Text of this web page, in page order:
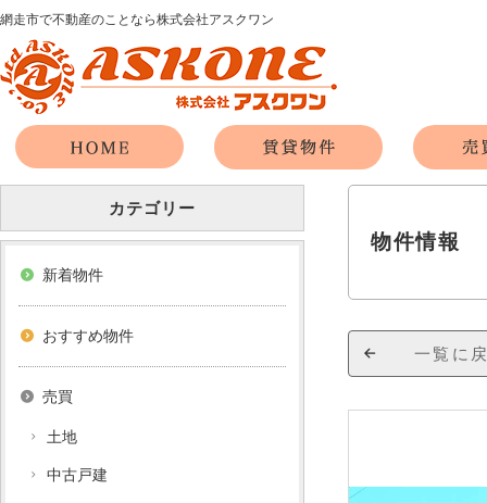
網走市で不動産のことなら株式会社アスクワン
物件情報
一覧に
カテゴリー
新着物件
おすすめ物件
売買
土地
中古戸建